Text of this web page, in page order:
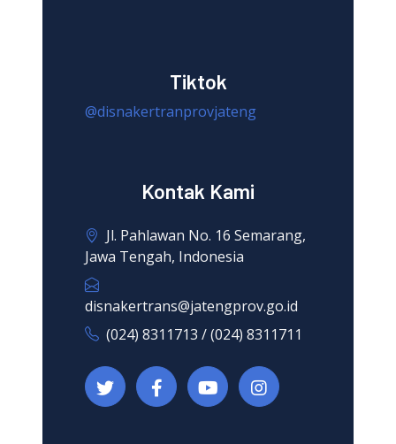
Tiktok
@disnakertranprovjateng
Kontak Kami
Jl. Pahlawan No. 16 Semarang,
Jawa Tengah, Indonesia
disnakertrans@jatengprov.go.id
(024) 8311713 / (024) 8311711